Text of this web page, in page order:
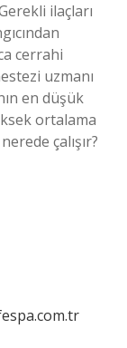
ilaçları
cerrahi
uzmanı
en düşük
ortalama
çalışır?